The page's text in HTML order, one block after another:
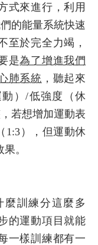
式來進行，利用
的能量系統快速
至於完全力竭，
是為了增進我們
肺系統 ，聽起來
）/低強度（休
若想增加運動表
1:3），但運動休
。
訓練分這麼多
的運動項目就能
一樣訓練都有一